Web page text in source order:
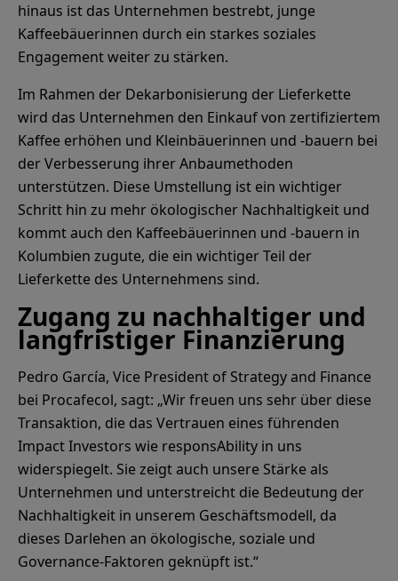
hinaus ist das Unternehmen bestrebt, junge
Kaffeebäuerinnen durch ein starkes soziales
Engagement weiter zu stärken.
Im Rahmen der Dekarbonisierung der Lieferkette
wird das Unternehmen den Einkauf von zertifiziertem
Kaffee erhöhen und Kleinbäuerinnen und -bauern bei
der Verbesserung ihrer Anbaumethoden
unterstützen. Diese Umstellung ist ein wichtiger
Schritt hin zu mehr ökologischer Nachhaltigkeit und
kommt auch den Kaffeebäuerinnen und -bauern in
Kolumbien zugute, die ein wichtiger Teil der
Lieferkette des Unternehmens sind.
Zugang zu nachhaltiger und
langfristiger Finanzierung
Pedro García, Vice President of Strategy and Finance
bei Procafecol, sagt: „Wir freuen uns sehr über diese
Transaktion, die das Vertrauen eines führenden
Impact Investors wie responsAbility in uns
widerspiegelt. Sie zeigt auch unsere Stärke als
Unternehmen und unterstreicht die Bedeutung der
Nachhaltigkeit in unserem Geschäftsmodell, da
dieses Darlehen an ökologische, soziale und
Governance-Faktoren geknüpft ist.“